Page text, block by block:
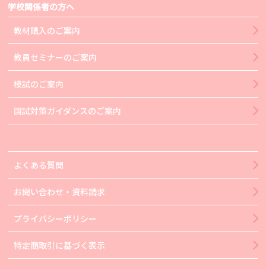
学校関係者の方へ
教材購入のご案内
教員セミナーのご案内
模試のご案内
国試対策ガイダンスのご案内
よくある質問
お問い合わせ・資料請求
プライバシーポリシー
特定商取引に基づく表示